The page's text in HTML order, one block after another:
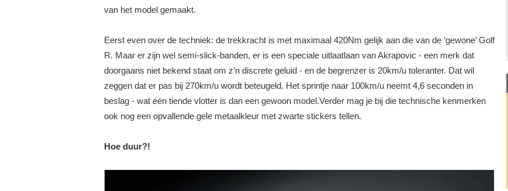
van het model gemaakt.
Eerst even over de techniek: de trekkracht is met maximaal 420Nm gelijk aan die van de ‘gewone’ Golf
R. Maar er zijn wel semi-slick-banden, er is een speciale uitlaatlaan van Akrapovic - een merk dat
doorgaans niet bekend staat om z’n discrete geluid - en de begrenzer is 20km/u toleranter. Dat wil
zeggen dat er pas bij 270km/u wordt beteugeld. Het sprintje naar 100km/u neemt 4,6 seconden in
beslag - wat één tiende vlotter is dan een gewoon model.Verder mag je bij die technische kenmerken
ook nog een opvallende gele metaalkleur met zwarte stickers tellen.
Hoe duur?!